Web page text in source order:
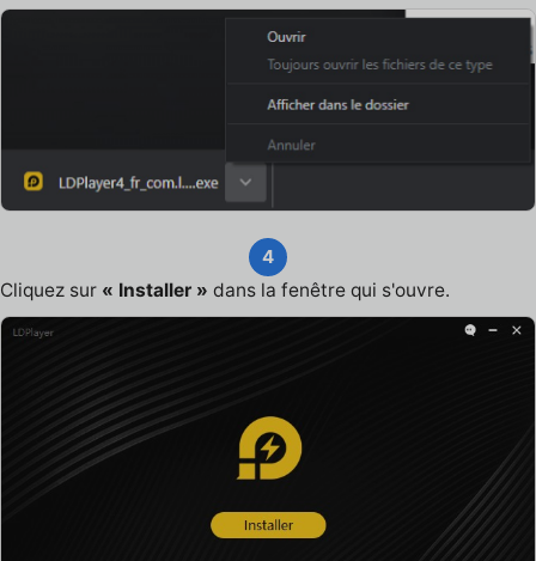
4
Cliquez sur « Installer » dans la fenêtre qui s'ouvre.